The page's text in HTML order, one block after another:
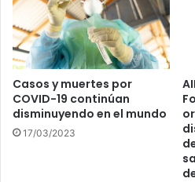
Casos y muertes por
COVID-19 continúan
disminuyendo en el mundo
17/03/2023